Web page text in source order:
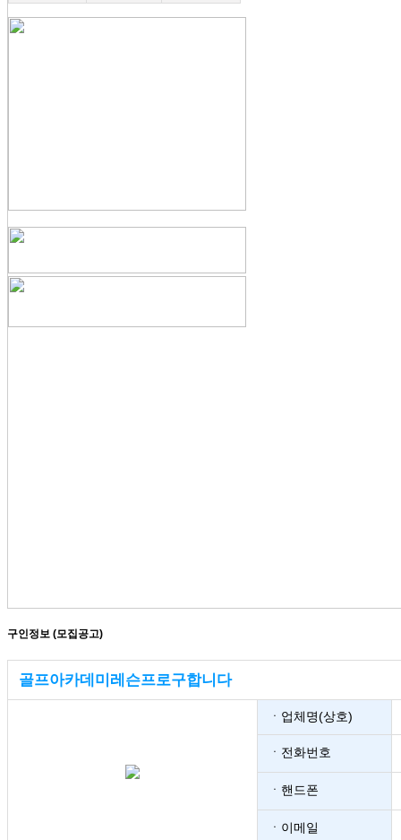
구인정보 (모집공고)
골프아카데미레슨프로구합니다
ㆍ업체명(상호)
ㆍ전화번호
ㆍ핸드폰
ㆍ이메일